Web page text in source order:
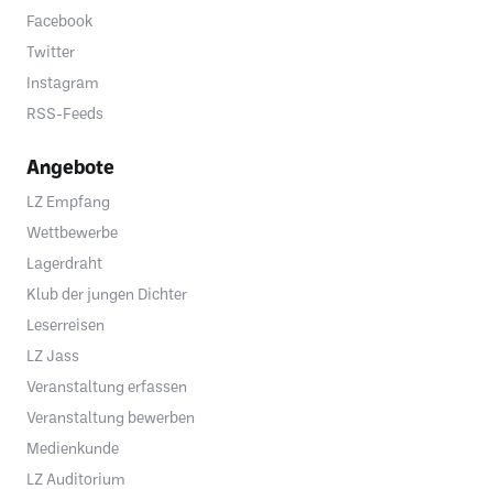
Facebook
Twitter
Instagram
RSS-Feeds
Angebote
LZ Empfang
Wettbewerbe
Lagerdraht
Klub der jungen Dichter
Leserreisen
LZ Jass
Veranstaltung erfassen
Veranstaltung bewerben
Medienkunde
LZ Auditorium